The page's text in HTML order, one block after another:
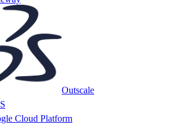
Outscale
Cloud Platform